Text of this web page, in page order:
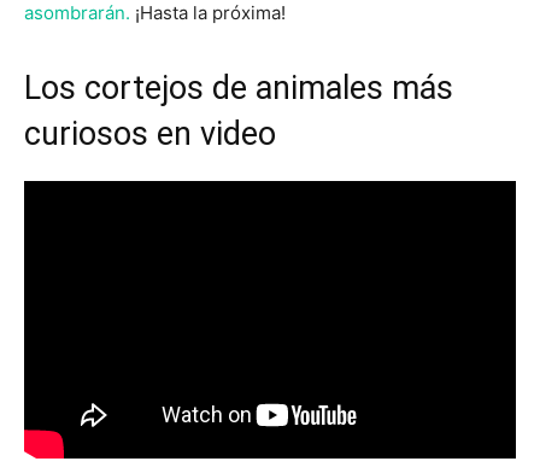
asombrarán. ¡Hasta la próxima!
Los cortejos de animales más
curiosos en video